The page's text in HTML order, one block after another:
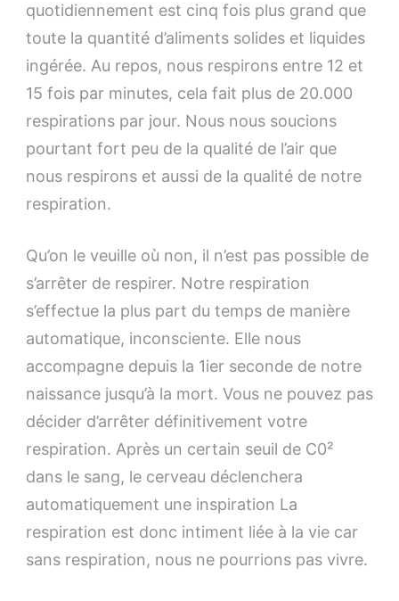
quotidiennement est cinq fois plus grand que
toute la quantité d’aliments solides et liquides
ingérée. Au repos, nous respirons entre 12 et
15 fois par minutes, cela fait plus de 20.000
respirations par jour. Nous nous soucions
pourtant fort peu de la qualité de l’air que
nous respirons et aussi de la qualité de notre
respiration.
Qu’on le veuille où non, il n’est pas possible de
s’arrêter de respirer. Notre respiration
s’effectue la plus part du temps de manière
automatique, inconsciente. Elle nous
accompagne depuis la 1ier seconde de notre
naissance jusqu’à la mort. Vous ne pouvez pas
décider d’arrêter définitivement votre
respiration. Après un certain seuil de C0²
dans le sang, le cerveau déclenchera
automatiquement une inspiration La
respiration est donc intiment liée à la vie car
sans respiration, nous ne pourrions pas vivre.